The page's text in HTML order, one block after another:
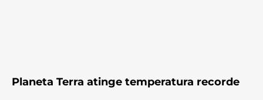
Planeta Terra atinge temperatura recorde